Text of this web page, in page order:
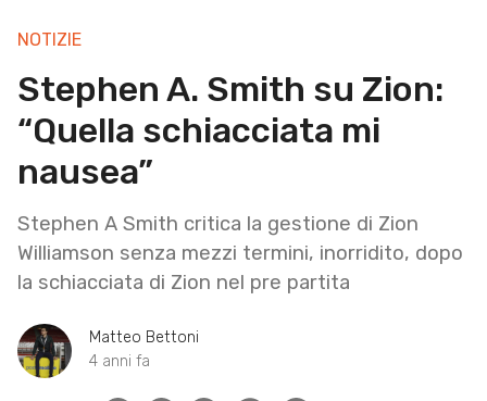
NOTIZIE
Stephen A. Smith su Zion:
“Quella schiacciata mi
nausea”
Stephen A Smith critica la gestione di Zion
Williamson senza mezzi termini, inorridito, dopo
la schiacciata di Zion nel pre partita
Matteo Bettoni
4 anni fa